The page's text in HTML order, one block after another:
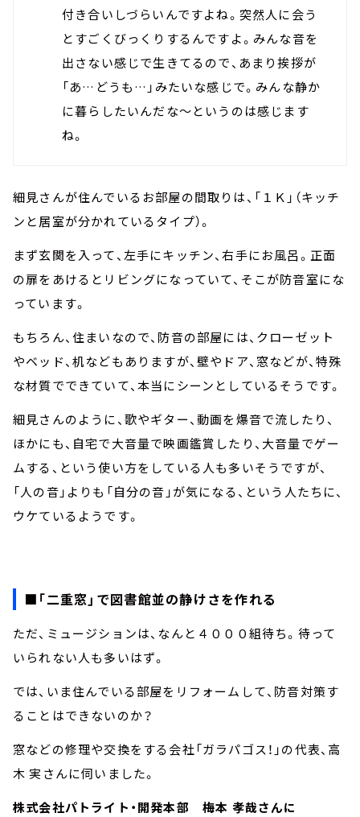
付き合いしづらいんですよね。突然人に会う
とすごくびっくりするんですよ。みんな音を
出さない感じで生きてるので、あまり挨拶が
「あ…どうも…」みたいな感じで。みんな静か
に暮らしたいんだな～というのは感じます
ね。
細見さんが住んでいるお部屋の間取りは、「１Ｋ」（キッチ
ンと居室が分かれているタイプ）。
まず玄関を入って、左手にキッチン、右手にお風呂。正面
の扉をあけるとリビングになっていて、そこが防音室にな
っています。
もちろん、住まいなので、防音の部屋には、クローゼット
やベッド、机などもありますが、壁やドア、窓などが、特殊
な材質でできていて、本当にシーンとしているそうです。
細見さんのように、歌やギター、動画を爆音で流したり、
ほかにも、自宅で大音量で映画鑑賞したり、大音量でゲー
ムする、という使い方をしている人も多いそうですが、
「人の音」よりも「自分の音」が気になる、という人たちに、
ウケているようです。
■「二重窓」で図書館並の静けさを作れる
ただ、ミュージションは、なんと４０００組待ち。待って
いられない人も多いはず。
では、いま住んでいる部屋をリフォームして、防音対策す
ることはできないのか？
窓などの修理や交換をする会社「ガラパゴス！」の代表、高
木 実さんに伺いました。
株式会社パトライト・開発本部 梅本 孝哉さんに